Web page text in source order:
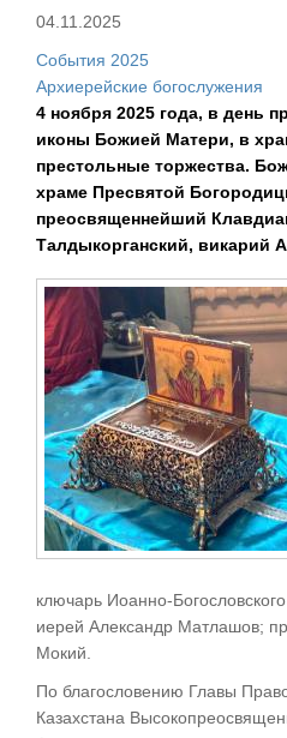
04.11.2025
События 2025
Архиерейские богослужения
4 ноября 2025 года, в день
иконы Божией Матери, в
престольные торжества.
храме Пресвятой
преосвященнейший
Талдыкорганский, викарий
ключарь Иоанно-
иерей Александр Матлашов;
Мокий.
По благословению Главы
Казахстана